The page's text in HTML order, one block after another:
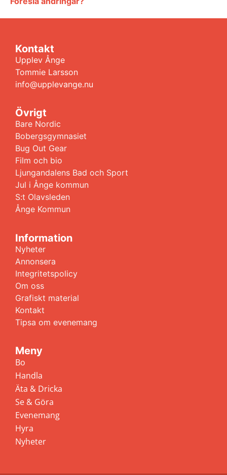
Kontakt
Upplev Ånge
Tommie Larsson
info@upplevange.nu
Övrigt
Bare Nordic
Bobergsgymnasiet
Bug Out Gear
Film och bio
Ljungandalens Bad och Sport
Jul i Ånge kommun
S:t Olavsleden
Ånge Kommun
Information
Nyheter
Annonsera
Integritetspolicy
Om oss
Grafiskt material
Kontakt
Tipsa om evenemang
Meny
Bo
Handla
Äta & Dricka
Se & Göra
Evenemang
Hyra
Nyheter